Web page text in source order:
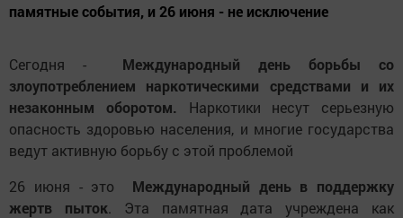
памятные события, и 26 июня - не исключение
Сегодня -
Международный день борьбы со
злоупотреблением наркотическими средствами и их
незаконным оборотом. Наркотики несут серьезную
опасность здоровью населения, и многие государства
ведут активную борьбу с этой проблемой
26 июня - это Международный день в поддержку
жертв пыток. Эта памятная дата учреждена как